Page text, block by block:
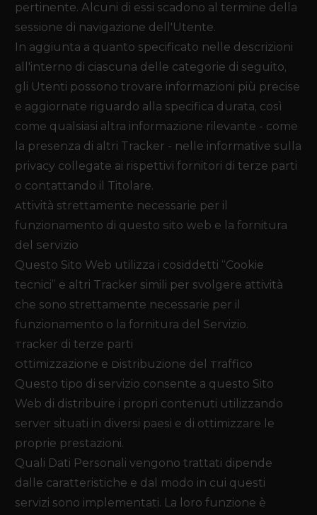
pertinente. Alcuni di essi scadono al termine della
sessione di navigazione dell'Utente.
In aggiunta a quanto specificato nelle descrizioni
all'interno di ciascuna delle categorie di seguito,
gli Utenti possono trovare informazioni più precise
e aggiornate riguardo alla specifica durata, così
come qualsiasi altra informazione rilevante - come
la presenza di altri Tracker - nelle informative sulla
privacy collegate ai rispettivi fornitori di terze parti
o contattando il Titolare.
Attività strettamente necessarie per il
funzionamento di questo Sito Web e la fornitura
del Servizio
Questo Sito Web utilizza i cosiddetti “Cookie
tecnici” e altri Tracker simili per svolgere attività
che sono strettamente necessarie per il
funzionamento o la fornitura del Servizio.
Tracker di terze parti
Ottimizzazione e Distribuzione del Traffico
Questo tipo di servizio consente a questo Sito
Web di distribuire i propri contenuti utilizzando
server situati in diversi paesi e di ottimizzare le
proprie prestazioni.
Quali Dati Personali vengono trattati dipende
dalle caratteristiche e dal modo in cui questi
servizi sono implementati. La loro funzione è